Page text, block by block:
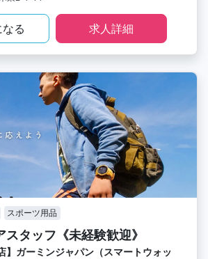
る 求人詳細
スポーツ用品
スタッフ《未経験歓迎》
】ガーミンジャパン（スマートウォッ